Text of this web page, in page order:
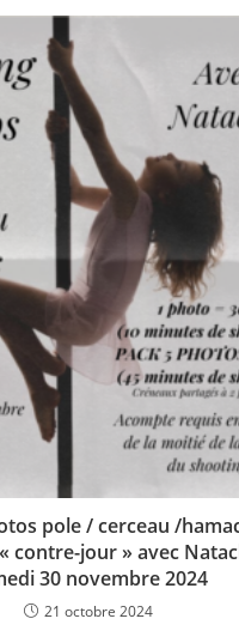
pole / cerceau /
contre-jour » avec
30 novembre 2024
21 octobre 2024